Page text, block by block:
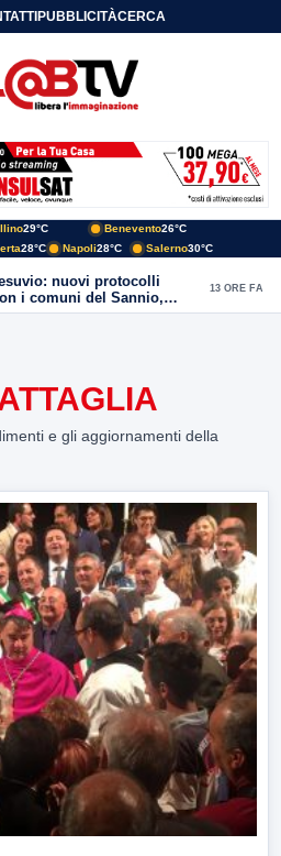
PUBBLICITÀCERCA
29°C Benevento26°C
28°C Napoli28°C Salerno30°C
nuovi protocolli
i comuni del Sannio,
con Arpaise
13 ORE FA
e gli aggiornamenti della